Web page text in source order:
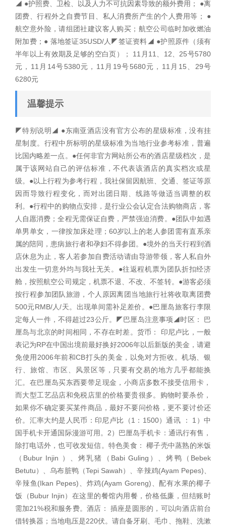
◢ ●护照费、卫检、以及人力不可抗因素导致的额外费用； ●离
团费、行程外之自费节目、私人消费所产生的个人费用等； ●
航空意外险，请组团社建议客人购买；航空公司临时加收燃油
附加费；● 落地签证35USD/人◤签证资料◢ ●护照原件（须有
半年以上有效期及足够的空白页）； 11月11、12、25号5780
元，11月14号5380元，11月19号5680元，11月15、29号
6280元
温馨提示
◤特别说明◢ ●东南亚酒店没有官方公布的星级标准，没有挂
星制度。行程中所标明的星级标准为当地行业参考标准，普遍
比国内略差一点。●任何非官方网站所公布的酒店星级档次，是
属于该网站自己的评估标准，不代表该酒店的真实档次或星
级。●以上行程为参考行程，我社保留因航班、交通、签证等原
因而导致行程变化，而对出团日期、线路等做适当调整的权
利。●行程中的购物点安排，是行业公会认定合法购物商店，客
人自愿消费；全程无需保证自费，严禁强迫消费。●团队中如遇
单男单女，一律按加床处理；60岁以上的老人参团需有直系亲
属的陪同，患病旅行者和孕妇不得参团。●境外的当天行程到酒
店休息为止，客人若参加自费活动请由导游带领，客人私自外
出发生一切意外均与我社无关。●往返程机票为团队折扣经济
舱，按照航空公司规定，机票不退、不改、不签转。●游客必须
按行程参加团队旅游，个人原因离团当地旅行社将收取离团费
500元RMB/人/天。出现单间需补足差价。●巴厘岛旅客行李限
定每人一件，不得超过23公斤。◤巴厘岛注意事项◢时区： 巴
厘岛与北京的时间相同，不存在时差。货币： 印尼卢比，一般
表记为RP在中国出境前最好换好2006年以后新版的美金，请避
免使用2006年前和CB打头的美金，以免对方拒收。机场、银
行、旅馆、市区、风景区等，只要有交易的地方几乎都能换
汇。在巴厘岛买东西要带足现金，小商店多数不接受信用卡，
而大型工艺品店和免税店里的价格要贵很多。购物时要杀价，
如果你不确定要买某件商品，最好不要问价格，更不要讨价还
价。汇率大约是人民币：印尼卢比（1：1500）通讯 ： 1）中
国手机卡开通国际漫游可用。2）巴厘岛手机卡：通讯行有售，
除打电话外，也可收发短信。特色美食： 椰子壳中蒸熟的米饭
（Bubur Injin ）、烤乳猪（Babi Guling）、烤鸭（Bebek
Betutu）、乌布脏鸭（Tepi Sawah）、辛辣鸡(Ayam Pepes)、
辛辣鱼(Ikan Pepes)、炸鸡(Ayam Goreng)、配有水果的椰子
饭（Bubur Injin）在这里的餐馆内用餐，价格低廉，但结账时
需加21%税和服务费。酒店： 插座是圆形的，可以向酒店前台
借转换器；当地电压是220伏。请自备牙刷、毛巾、拖鞋、洗漱